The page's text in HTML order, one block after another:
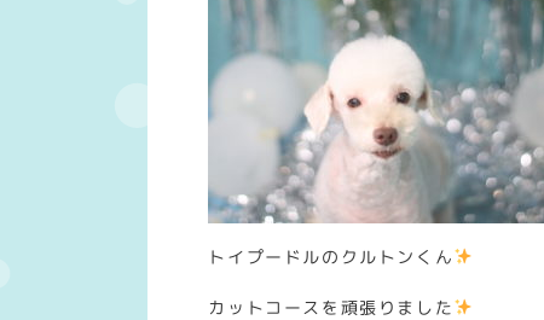
トイプードルのクルトンくん
カットコースを頑張りました